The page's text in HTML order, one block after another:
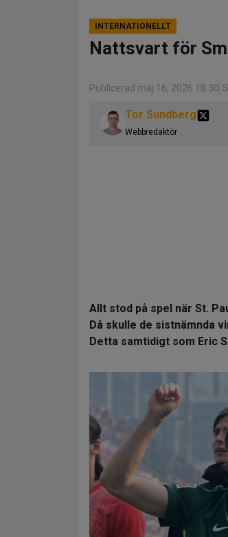
INTERNATIONELLT
Nattsvart för
Publicerad maj 16, 2026 18:30
Tor Sundberg
Webbredaktör
Allt stod på spel när St.
Då skulle de sistnämnda
Detta samtidigt som Eric